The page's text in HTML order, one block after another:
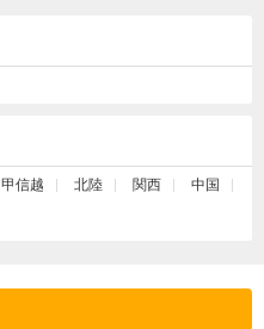
甲信越 北陸 関西 中国